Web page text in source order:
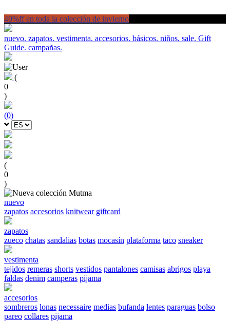
40%ff en toda la colección de invierno
nuevo. zapatos. vestimenta. accesorios. básicos. niños. sale. Gift
Guide. campañas.
(
0
)
(0)
(
0
)
nuevo
zapatos accesorios knitwear giftcard
zapatos
zueco chatas sandalias botas mocasín plataforma taco sneaker
vestimenta
tejidos remeras shorts vestidos pantalones camisas abrigos playa
faldas denim camperas pijama
accesorios
sombreros lonas necessaire medias bufanda lentes paraguas bolso
pareo collares pijama